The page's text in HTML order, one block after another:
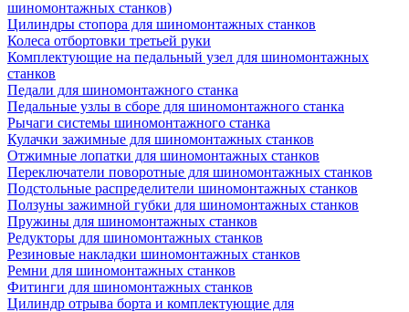
шиномонтажных станков)
Цилиндры стопора для шиномонтажных станков
Колеса отбортовки третьей руки
Комплектующие на педальный узел для шиномонтажных
станков
Педали для шиномонтажного станка
Педальные узлы в сборе для шиномонтажного станка
Рычаги системы шиномонтажного станка
Кулачки зажимные для шиномонтажных станков
Отжимные лопатки для шиномонтажных станков
Переключатели поворотные для шиномонтажных станков
Подстольные распределители шиномонтажных станков
Ползуны зажимной губки для шиномонтажных станков
Пружины для шиномонтажных станков
Редукторы для шиномонтажных станков
Резиновые накладки шиномонтажных станков
Ремни для шиномонтажных станков
Фитинги для шиномонтажных станков
Цилиндр отрыва борта и комплектующие для